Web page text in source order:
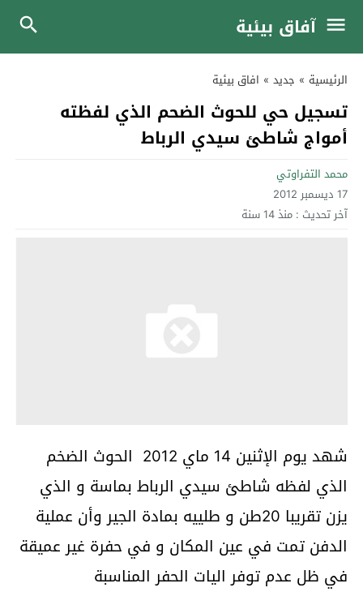
آفاق بيئية
الرئيسية » جديد » افاق بيئية
تسجيل حي للحوث الضحم الذي لفظته
أمواج شاطئ سيدي الرباط
محمد التفراوتي
17 ديسمبر 2012
آخر تحديث : منذ 14 سنة
شهد يوم الإثنين 14 ماي 2012 الحوث الضخم
الذي لفظه شاطئ سيدي الرباط بماسة و الذي
يزن تقريبا 20طن و طلييه بمادة الجير وأن عملية
الدفن تمت في عين المكان و في حفرة غير عميقة
في ظل عدم توفر اليات الحفر المناسبة